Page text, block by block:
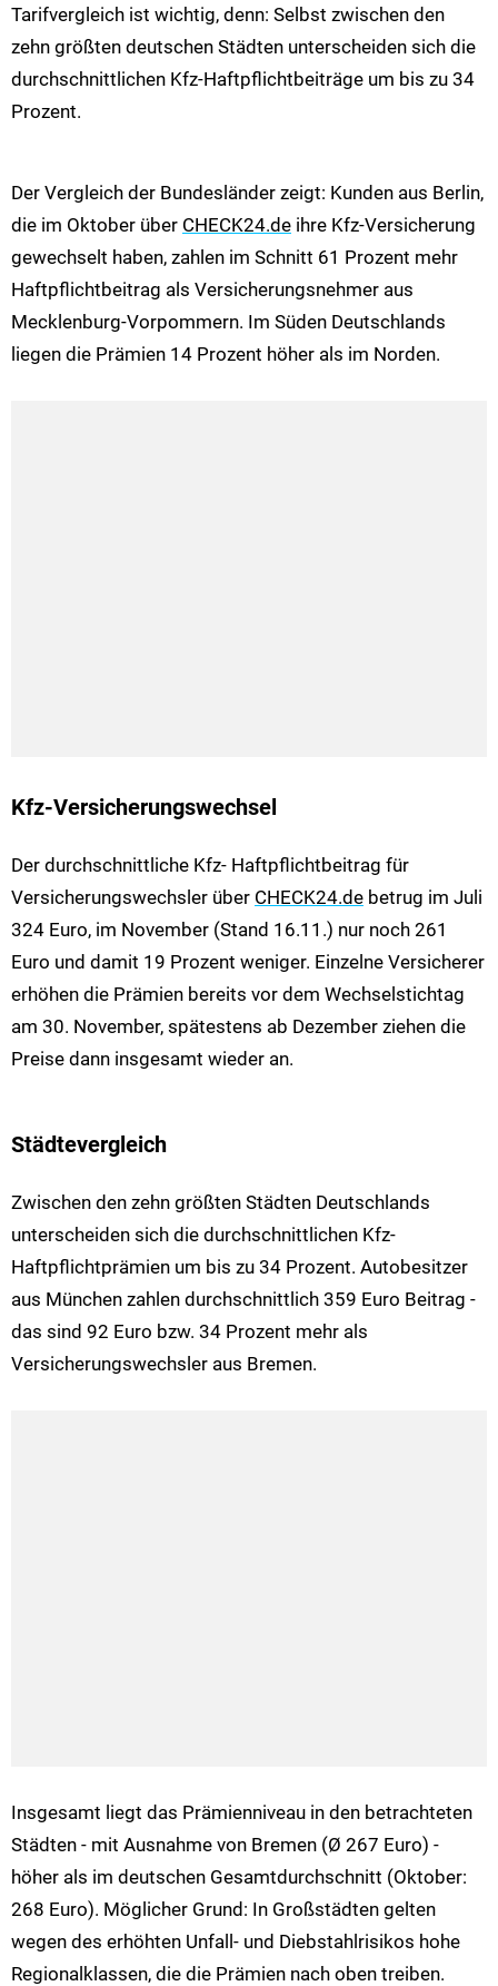
Tarifvergleich ist wichtig, denn: Selbst zwischen den
zehn größten deutschen Städten unterscheiden sich die
durchschnittlichen Kfz-Haftpflichtbeiträge um bis zu 34
Prozent.
Der Vergleich der Bundesländer zeigt: Kunden aus Berlin,
die im Oktober über CHECK24.de ihre Kfz-Versicherung
gewechselt haben, zahlen im Schnitt 61 Prozent mehr
Haftpflichtbeitrag als Versicherungsnehmer aus
Mecklenburg-Vorpommern. Im Süden Deutschlands
liegen die Prämien 14 Prozent höher als im Norden.
Kfz-Versicherungswechsel
Der durchschnittliche Kfz- Haftpflichtbeitrag für
Versicherungswechsler über CHECK24.de betrug im Juli
324 Euro, im November (Stand 16.11.) nur noch 261
Euro und damit 19 Prozent weniger. Einzelne Versicherer
erhöhen die Prämien bereits vor dem Wechselstichtag
am 30. November, spätestens ab Dezember ziehen die
Preise dann insgesamt wieder an.
Städtevergleich
Zwischen den zehn größten Städten Deutschlands
unterscheiden sich die durchschnittlichen Kfz-
Haftpflichtprämien um bis zu 34 Prozent. Autobesitzer
aus München zahlen durchschnittlich 359 Euro Beitrag -
das sind 92 Euro bzw. 34 Prozent mehr als
Versicherungswechsler aus Bremen.
Insgesamt liegt das Prämienniveau in den betrachteten
Städten - mit Ausnahme von Bremen (Ø 267 Euro) -
höher als im deutschen Gesamtdurchschnitt (Oktober:
268 Euro). Möglicher Grund: In Großstädten gelten
wegen des erhöhten Unfall- und Diebstahlrisikos hohe
Regionalklassen, die die Prämien nach oben treiben.